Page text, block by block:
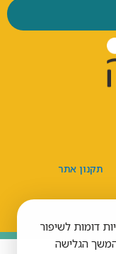
דומות לשיפור
המשך הגלישה
תקנון אתר